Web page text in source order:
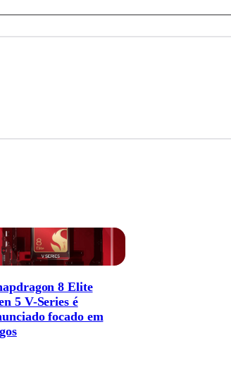
8 Elite
5 V-Series é
focado em